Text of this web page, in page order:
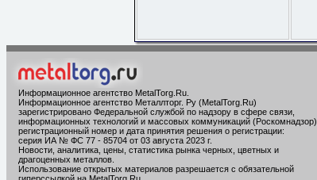
Информационное агентство MetalTorg.Ru
Информационное агентство Металлторг. Ру (MetalTorg.Ru)
зарегистрировано Федеральной службой по надзору в сфере связи,
информационных технологий и массовых коммуникаций (Роскомнадзор),
регистрационный номер и дата принятия решения о регистрации:
серия ИА № ФС 77 - 85704 от 03 августа 2023 г.
Новости, аналитика, цены, статистика рынка черных, цветных и
драгоценных металлов.
Использование открытых материалов разрешается с обязательной